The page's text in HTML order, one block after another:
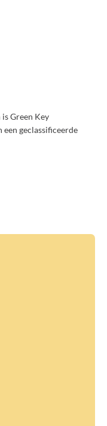
Green Key
geclassificeerde